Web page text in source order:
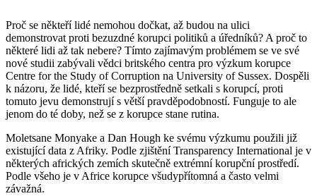
Proč se někteří lidé nemohou dočkat, až budou na ulici
demonstrovat proti bezuzdné korupci politiků a úředníků? A proč to
některé lidi až tak nebere? Tímto zajímavým problémem se ve své
nové studii zabývali vědci britského centra pro výzkum korupce
Centre for the Study of Corruption na University of Sussex. Dospěli
k názoru, že lidé, kteří se bezprostředně setkali s korupcí, proti
tomuto jevu demonstrují s větší pravděpodobností. Funguje to ale
jenom do té doby, než se z korupce stane rutina.
Moletsane Monyake a Dan Hough ke svému výzkumu použili již
existující data z Afriky. Podle zjištění Transparency International je v
některých afrických zemích skutečně extrémní korupční prostředí.
Podle všeho je v Africe korupce všudypřítomná a často velmi
závažná.